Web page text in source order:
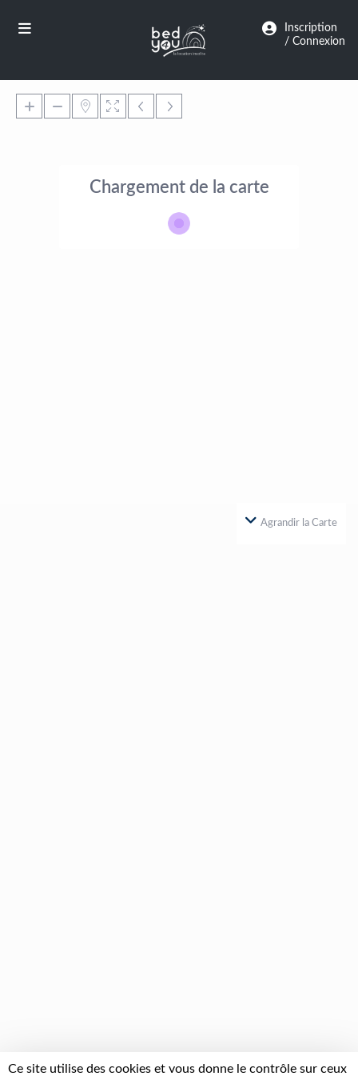
Inscription
/ Connexion
Chargement de la carte
Agrandir la Carte
Ce site utilise des cookies et vous donne le contrôle sur ceux